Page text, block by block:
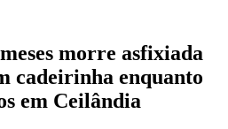
morre asfixiada
cadeirinha enquanto
em Ceilândia